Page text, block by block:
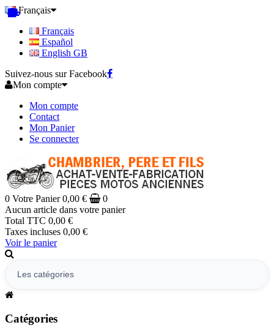
Français
Français
Español
English GB
Suivez-nous sur Facebook
Mon compte
Mon compte
Contact
Mon Panier
Se connecter
0 Votre Panier 0,00 €
0
Aucun article dans votre panier
Total TTC 0,00 €
Taxes incluses 0,00 €
Voir le panier
Catégories